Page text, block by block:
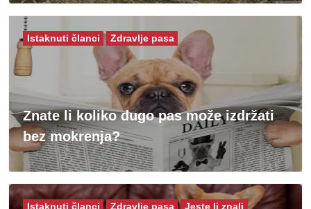
Znate li koliko dugo pas može izdržati
bez mokrenja?
Istaknuti članci Zdravlje pasa
Istaknuti članci Zdravlje pasa Jeste li znali